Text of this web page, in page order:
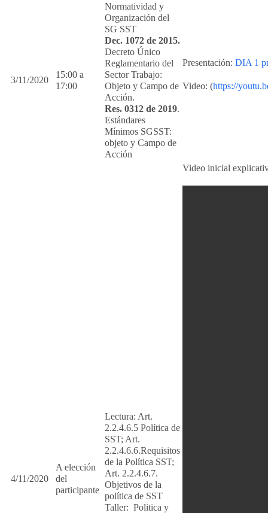
3/11/2020
15:00 a
17:00
Normatividad y
Organización del
SG SST
Dec. 1072 de 2015.
Decreto Único
Reglamentario del
Sector Trabajo:
Objeto y Campo de
Acción.
Res. 0312 de 2019.
Estándares
Mínimos SGSST:
objeto y Campo de
Acción
Presentación: DIA 1
Video: (https://
4/11/2020
A elección
del
participante
Lectura: Art.
2.2.4.6.5 Política de
SST; Art.
2.2.4.6.6.Requisitos
de la Política SST;
Art. 2.2.4.6.7.
Objetivos de la
política de SST
Taller: Politica y
Video inicial